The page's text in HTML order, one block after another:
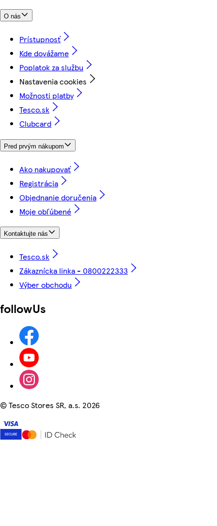
O nás
Prístupnosť
Kde dovážame
Poplatok za službu
Nastavenia cookies
Možnosti platby
Tesco.sk
Clubcard
Pred prvým nákupom
Ako nakupovať
Registrácia
Objednanie doručenia
Moje obľúbené
Kontaktujte nás
Tesco.sk
Zákaznícka linka - 0800222333
Výber obchodu
followUs
©Tesco Stores SR, a.s. 2026